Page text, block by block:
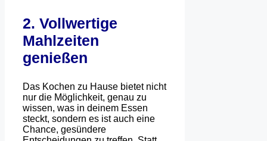
2. Vollwertige
Mahlzeiten
genießen
Das Kochen zu Hause bietet nicht
nur die Möglichkeit, genau zu
wissen, was in deinem Essen
steckt, sondern es ist auch eine
Chance, gesündere